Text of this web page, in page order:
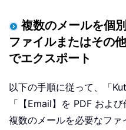
複数のメールを個
ファイルまたはその
でエクスポート
以下の手順に従って、「
「【Email】を PDF およ
複数のメールを必要なフ